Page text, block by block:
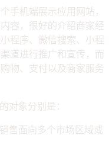
手机端展示应用网站，
容，很好的介绍商家经
程序、微信搜索、小程
道进行推广和宣传，而
物、支付以及商家服务
对象分别是：
售面向多个市场区域或